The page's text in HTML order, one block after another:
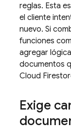
reglas. Esta
el cliente
nuevo. Si
funciones
agregar
documentos
Cloud
Exige